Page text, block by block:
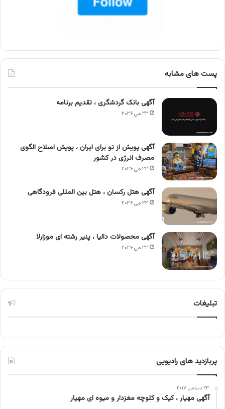
پست های مشابه
آگهی بانک گردشگری ، تقدیم برنامه
۲۲ می ۲۰۲۶
آگهی پویش از نو برای ایران ، پویش اصلاح الگوی
مصرف انرژی در کشور
۲۲ می ۲۰۲۶
آگهی هتل رکسان ، هتل بین المللی فرودگاهی
۲۲ می ۲۰۲۶
آگهی محصولات دالیا ، پنیر رشته ای موزارلا
۲۲ می ۲۰۲۶
تبلیغات
پربازدید های رادیویی
۲۳ دسامبر ۲۰۱۷
آگهی مهیار ، کیک و کلوچه مغزدار و میوه ای مهیار